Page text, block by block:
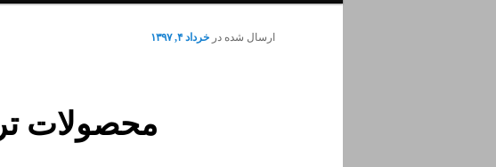
محصولات
ارسال شده در خرداد ۴, ۱۳۹۷